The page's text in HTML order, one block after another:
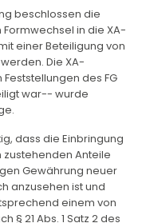
beschlossen die
in die XA-
einer Beteiligung von
Die XA-
des FG
war-- wurde
dass die Einbringung
Anteile
Gewährung neuer
anzusehen ist und
einem von
§ 21 Abs. 1 Satz 2 des